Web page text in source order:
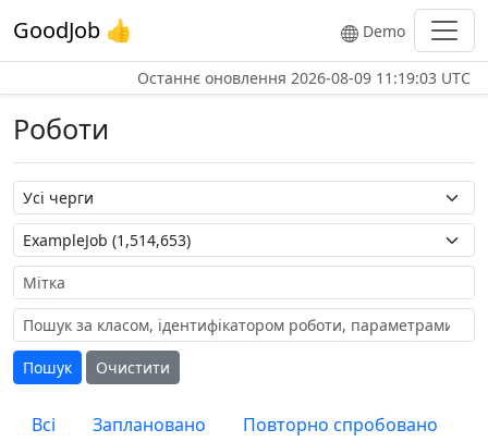
GoodJob 👍 Demo
Останнє оновлення 2026-08-09 11:19:03 UTC
Роботи
Назва черги
Назва роботи
Мітка
Пошук
Очистити
Всі Заплановано
Повторно спробовано